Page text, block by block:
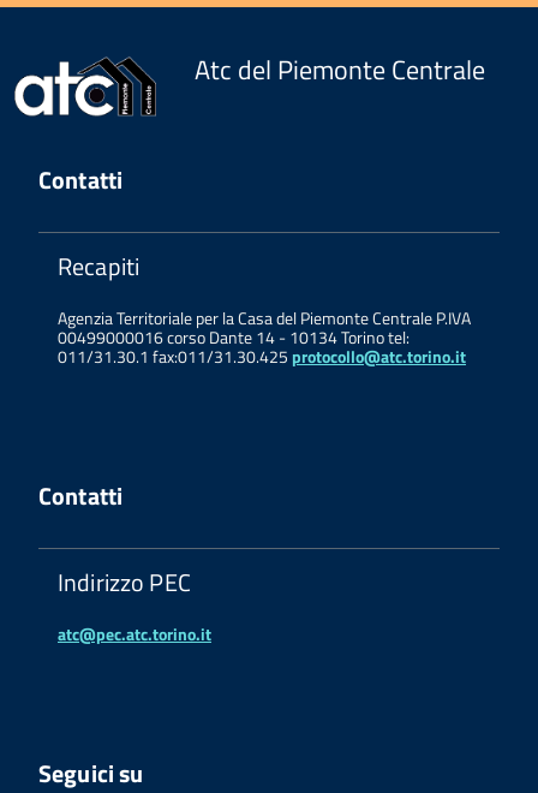
Atc del Piemonte Centrale
Contatti
Recapiti
Agenzia Territoriale per la Casa del Piemonte Centrale P.IVA
00499000016 corso Dante 14 - 10134 Torino tel:
011/31.30.1 fax:011/31.30.425 protocollo@atc.torino.it
Contatti
Indirizzo PEC
atc@pec.atc.torino.it
Seguici su